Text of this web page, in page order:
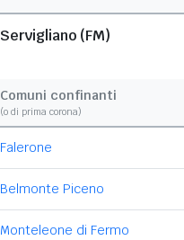
Servigliano (FM)
Comuni confinanti
(o di prima corona)
Falerone
Belmonte Piceno
Monteleone di Fermo